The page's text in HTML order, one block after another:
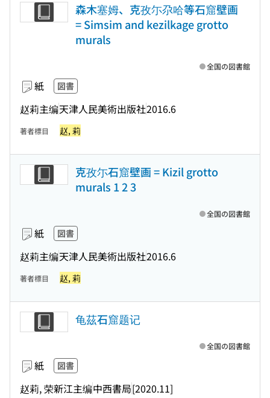
森木塞姆、克孜尓尕哈等石窟壁画
= Simsim and kezilkage grotto
murals
紙 図書
赵莉主编天津人民美術出版社2016.6
全国の図書館
著者標目 赵, 莉
克孜尓石窟壁画 = Kizil grotto
murals 1 2 3
紙 図書
赵莉主编天津人民美術出版社2016.6
全国の図書館
著者標目 赵, 莉
龟茲石窟题记
紙 図書
赵莉, 荣新江主编中西書局[2020.11]
全国の図書館